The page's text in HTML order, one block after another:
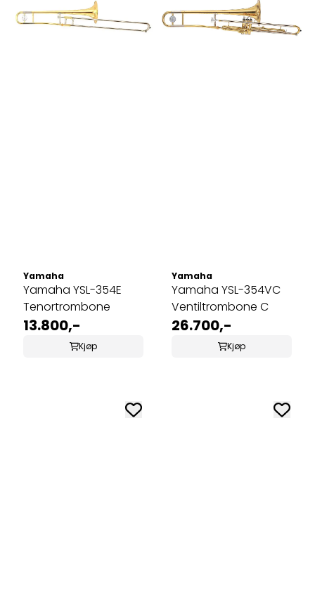
Yamaha
Yamaha YSL-354E
Tenortrombone
13.800,-
Kjøp
Yamaha
Yamaha YSL-354VC
Ventiltrombone C
26.700,-
Kjøp